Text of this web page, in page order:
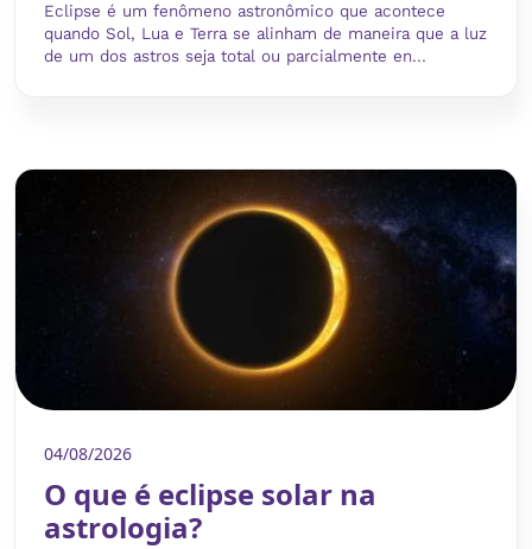
Eclipse é um fenômeno astronômico que acontece
quando Sol, Lua e Terra se alinham de maneira que a luz
de um dos astros seja total ou parcialmente en...
04/08/2026
O que é eclipse solar na
astrologia?